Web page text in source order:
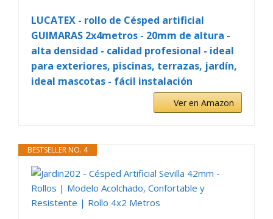
LUCATEX - rollo de Césped artificial
GUIMARAS 2x4metros - 20mm de altura -
alta densidad - calidad profesional - ideal
para exteriores, piscinas, terrazas, jardín,
ideal mascotas - fácil instalación
Ver en Amazon
BESTSELLER NO. 4